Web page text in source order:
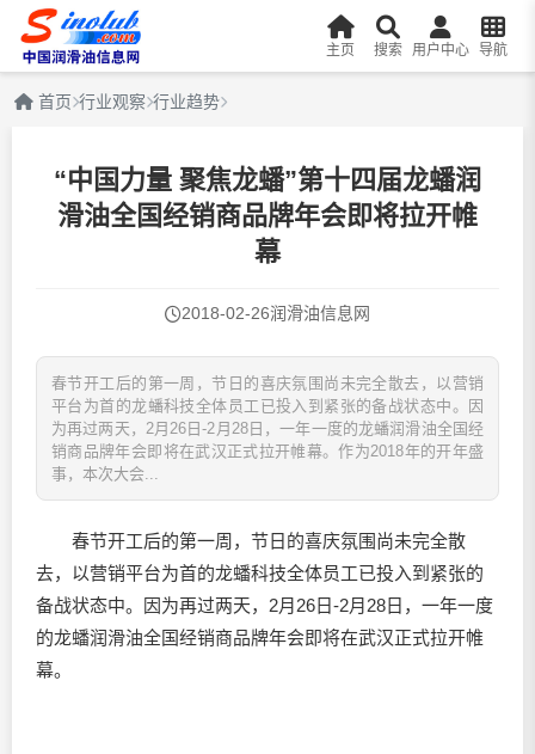
主页 搜索 用户中心 导航
首页 行业观察 行业趋势
“中国力量 聚焦龙蟠”第十四届龙蟠润
滑油全国经销商品牌年会即将拉开帷
幕
2018-02-26润滑油信息网
春节开工后的第一周，节日的喜庆氛围尚未完全散去，以营销
平台为首的龙蟠科技全体员工已投入到紧张的备战状态中。因
为再过两天，2月26日-2月28日，一年一度的龙蟠润滑油全国经
销商品牌年会即将在武汉正式拉开帷幕。作为2018年的开年盛
事，本次大会...
春节开工后的第一周，节日的喜庆氛围尚未完全散
去，以营销平台为首的龙蟠科技全体员工已投入到紧张的
备战状态中。因为再过两天，2月26日-2月28日，一年一度
的龙蟠润滑油全国经销商品牌年会即将在武汉正式拉开帷
幕。